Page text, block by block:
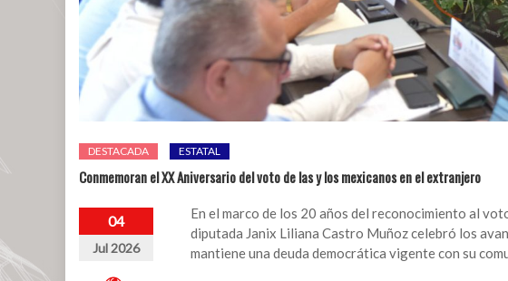
DESTACADA ESTATAL
Conmemoran el XX Aniversario del voto de las y los mexicanos en el extranjero
04
Jul 2026
En el marco de los 20 años del reconocimiento al
diputada Janix Liliana Castro Muñoz celebró los
mantiene una deuda democrática vigente con su